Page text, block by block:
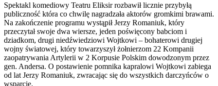
Spektakl komediowy Teatru Eliksir rozbawił licznie przybyłą
publiczność która co chwilę nagradzała aktorów gromkimi brawami.
Na zakończenie programu wystąpił Jerzy Romaniuk, który
przeczytał swoje dwa wiersze, jeden poświęcony babciom i
dziadkom, drugi niedźwiedziowi Wojtkowi – bohaterowi drugiej
wojny światowej, który towarzyszył żołnierzom 22 Kompanii
zaopatrywania Artylerii w 2 Korpusie Polskim dowodzonym przez
gen. Andersa. O postawienie pomnika kapralowi Wojtkowi zabiega
od lat Jerzy Romaniuk, zwracając się do wszystkich darczyńców o
wsparcie.